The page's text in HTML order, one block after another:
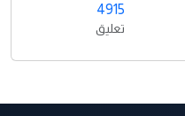
4915
تعليق